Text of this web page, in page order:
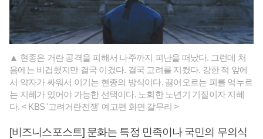
▲ 현종은 거란 공격을 피해서 나주까지 피난을 떠났다. 그런데 처
음에는 비겁했지만 결국 이겼다. 결국 고려를 지켰다. 강한 적 앞에
서 약자가 싸워서 이기는 현종의 방식이다. 끓어오르는 피를 억누르
는 지혜가 있어야 가능한 선택이다. 노회한 노년기 기질이자 지혜
다. < KBS '고려거란전쟁' 예고편 화면 갈무리 >
[비즈니스포스트] 문화는 특정 민족이나 국민의 무의식